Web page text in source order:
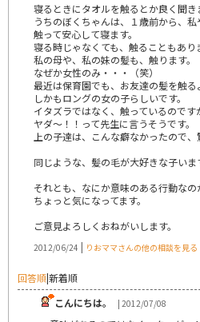
寝るときにタオルを触るとか良く聞き
うちのぼくちゃんは、１歳前から、
触って安心して寝ます。
寝る時じゃなくても、触ることもあり
私の母や、私の妹の髪も、触ります。
なぜか女性のみ・・・（笑）
最近は保育園でも、お友達の髪を触る
しかもロングの女の子らしいです。
イタズラではなく、触っているのです
ヤダ～！！って先生に言うそうです。
上の子達は、こんな癖なかったので、
同じような、髪の毛が大好きな子いま
それとも、なにか意味のある行動なの
ちょっと気になってます。
ご意見よろしくおねがいします。
2012/06/24 | りおママさんの他の相談を見る
回答順|新着順
こんにちは。
| 2012/07/08